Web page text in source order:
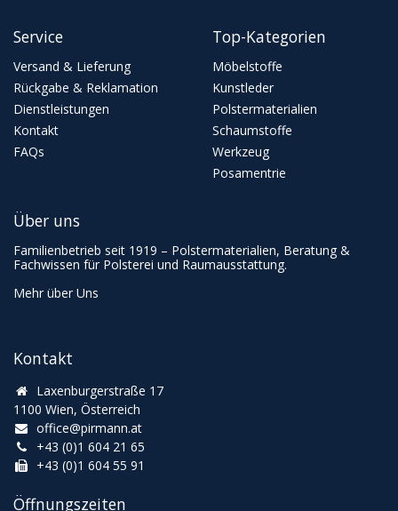
Service
Versand & Lieferung
Rückgabe & Reklamation
Dienstleistungen
Kontakt
FAQs
Top-Kategorien
Möbelstoffe
Kunstleder
Polstermaterialien
Schaumstoffe
Werkzeug
Posamentrie
Kontakt
Laxenburgerstraße 17
1100 Wien, Österreich
office@pirmann.at
+43 (0)1 604 21 65
+43 (0)1 604 55 91
Öffnungszeiten
Über uns
Familienbetrieb seit 1919 – Polstermaterialien, Beratung &
Fachwissen für Polsterei und Raumausstattung.
Mehr über Uns